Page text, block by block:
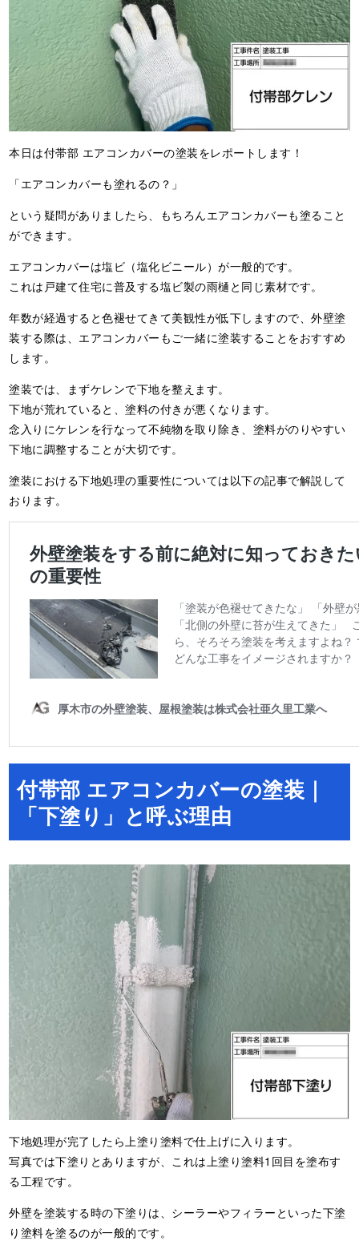
本日は付帯部 エアコンカバーの塗装をレポートします！
「エアコンカバーも塗れるの？」
という疑問がありましたら、もちろんエアコンカバーも塗ること
ができます。
エアコンカバーは塩ビ（塩化ビニール）が一般的です。
これは戸建て住宅に普及する塩ビ製の雨樋と同じ素材です。
年数が経過すると色褪せてきて美観性が低下しますので、外壁塗
装する際は、エアコンカバーもご一緒に塗装することをおすすめ
します。
塗装では、まずケレンで下地を整えます。
下地が荒れていると、塗料の付きが悪くなります。
念入りにケレンを行なって不純物を取り除き、塗料がのりやすい
下地に調整することが大切です。
塗装における下地処理の重要性については以下の記事で解説して
おります。
付帯部 エアコンカバーの塗装｜
「下塗り」と呼ぶ理由
下地処理が完了したら上塗り塗料で仕上げに入ります。
写真では下塗りとありますが、これは上塗り塗料1回目を塗布す
る工程です。
外壁を塗装する時の下塗りは、シーラーやフィラーといった下塗
り塗料を塗るのが一般的です。